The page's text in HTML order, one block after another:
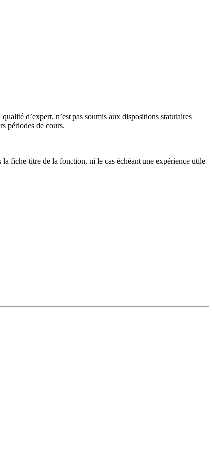
d’expert, n’est pas soumis aux dispositions statutaires
périodes de cours.
fiche-titre de la fonction, ni le cas échéant une expérience utile